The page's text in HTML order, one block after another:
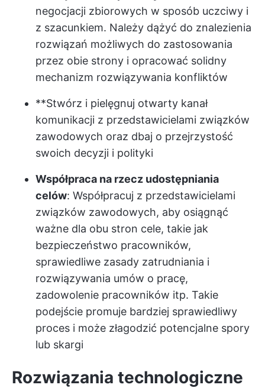
negocjacji zbiorowych w sposób uczciwy i
z szacunkiem. Należy dążyć do znalezienia
rozwiązań możliwych do zastosowania
przez obie strony i opracować solidny
mechanizm rozwiązywania konfliktów
**Stwórz i pielęgnuj otwarty kanał
komunikacji z przedstawicielami związków
zawodowych oraz dbaj o przejrzystość
swoich decyzji i polityki
Współpraca na rzecz udostępniania
celów: Współpracuj z przedstawicielami
związków zawodowych, aby osiągnąć
ważne dla obu stron cele, takie jak
bezpieczeństwo pracowników,
sprawiedliwe zasady zatrudniania i
rozwiązywania umów o pracę,
zadowolenie pracowników itp. Takie
podejście promuje bardziej sprawiedliwy
proces i może złagodzić potencjalne spory
lub skargi
Rozwiązania technologiczne